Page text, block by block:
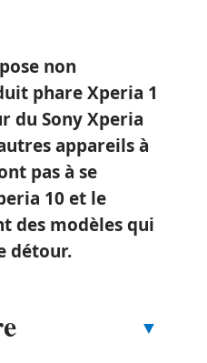
non
phare Xperia 1
du Sony Xperia
appareils à
pas à se
10 et le
des modèles qui
détour.